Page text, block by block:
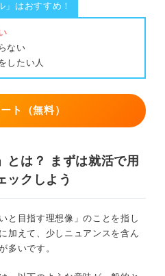
」はおすすめ！
ない
したい人
ト（無料）
とは？ まずは就活で用
ックしよう
と目指す理想像」のことを指し
加えて、少しニュアンスを含ん
多いです。
た！ 当時の将来像と今歩んで
や就職活動をおこなう有馬さんの
生への進路相談を担う野村さんの
る